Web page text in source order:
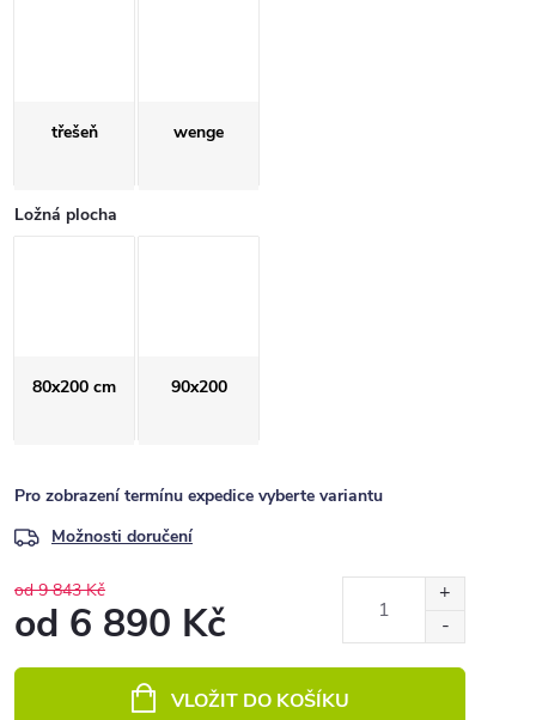
třešeň wenge
Ložná plocha
80x200 cm 90x200
Pro zobrazení termínu expedice vyberte variantu
Možnosti doručení
od 9 843 Kč
od 6 890 Kč
VLOŽIT DO KOŠÍKU